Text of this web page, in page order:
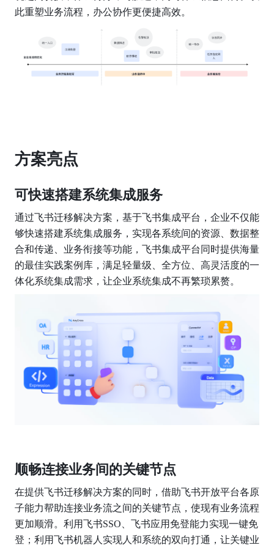
此重塑业务流程，办公协作更便捷高效。
方案亮点
可快速搭建系统集成服务
通过飞书迁移解决方案，基于飞书集成平台，企业不仅能
够快速搭建系统集成服务，实现各系统间的资源、数据整
合和传递、业务衔接等功能，飞书集成平台同时提供海量
的最佳实践案例库，满足轻量级、全方位、高灵活度的一
体化系统集成需求，让企业系统集成不再繁琐累赘。
顺畅连接业务间的关键节点
在提供飞书迁移解决方案的同时，借助飞书开放平台各原
子能力帮助连接业务流之间的关键节点，使现有业务流程
更加顺滑。利用飞书SSO、飞书应用免登能力实现一键免
登；利用飞书机器人实现人和系统的双向打通，让关键业